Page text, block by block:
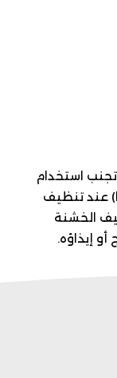
استخدام
عند تنظيف
الخشنة
إيذاؤه.